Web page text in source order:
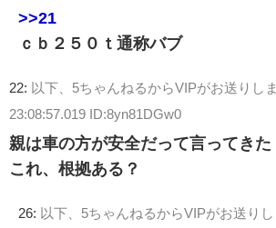
>>21
ｃｂ２５０ｔ通称バブ
22: 以下、5ちゃんねるからVIPがお送りし
23:08:57.019 ID:8yn81DGw0
親は車の方が安全だって言ってきた
これ、根拠ある？
26: 以下、5ちゃんねるからVIPがお送り